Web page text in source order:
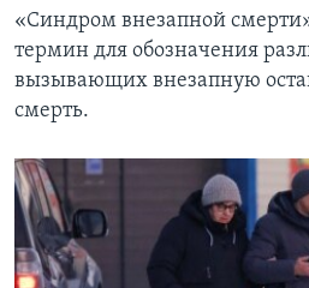
«Синдром внезапной
термин для обозначения
вызывающих внезапную
смерть.